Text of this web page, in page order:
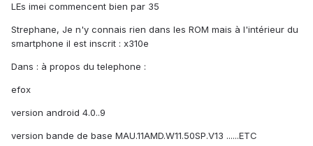
LEs imei commencent bien par 35
Strephane, Je n'y connais rien dans les ROM mais à l'intérieur du
smartphone il est inscrit : x310e
Dans : à propos du telephone :
efox
version android 4.0..9
version bande de base MAU.11AMD.W11.50SP.V13 ......ETC